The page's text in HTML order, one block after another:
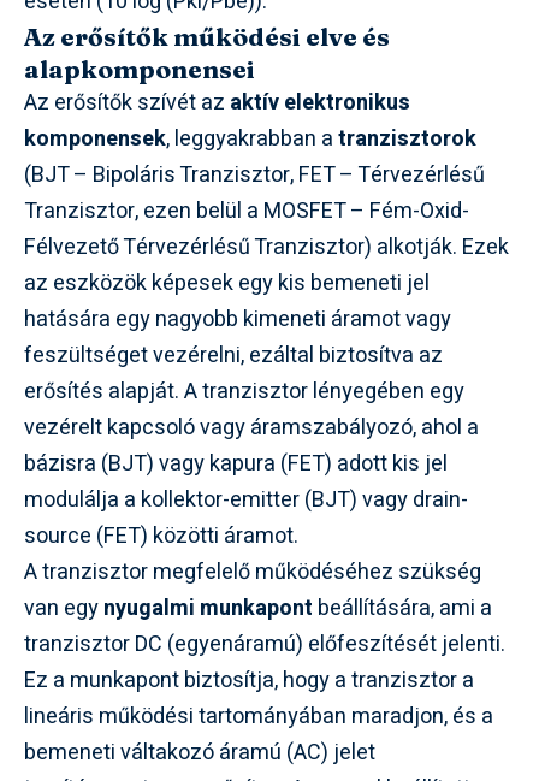
Az erősítők működési elve és
alapkomponensei
Az erősítők szívét az aktív elektronikus
komponensek, leggyakrabban atranzisztorok
(BJT – Bipoláris Tranzisztor, FET – Térvezérlésű
Tranzisztor, ezen belül a MOSFET – Fém-Oxid-
Félvezető Térvezérlésű Tranzisztor) alkotják. Ezek
az eszközök képesek egy kis bemeneti jel
hatására egy nagyobb kimeneti áramot vagy
feszültséget vezérelni, ezáltal biztosítva az
erősítés alapját. A tranzisztor lényegében egy
vezérelt kapcsoló vagy áramszabályozó, ahol a
bázisra (BJT) vagy kapura (FET) adott kis jel
modulálja a kollektor-emitter (BJT) vagy drain-
source (FET) közötti áramot.
A tranzisztor megfelelő működéséhez szükség
van egynyugalmi munkapont beállítására, ami a
tranzisztor DC (egyenáramú) előfeszítését jelenti.
Ez a munkapont biztosítja, hogy a tranzisztor a
lineáris működési tartományában maradjon, és a
bemeneti váltakozó áramú (AC) jelet